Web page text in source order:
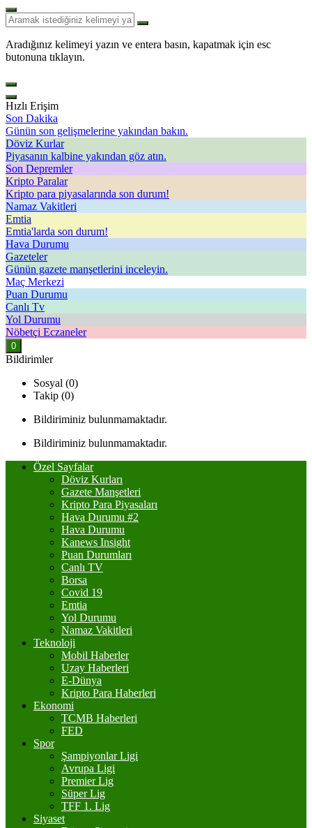
Aradığınız kelimeyi yazın ve entera basın, kapatmak için esc
butonuna tıklayın.
Hızlı Erişim
Son Dakika
Günün son gelişmelerine yakından bakın.
Döviz Kurlar
Piyasanın kalbine yakından göz atın.
Son Depremler
Kripto Paralar
Kripto para piyasalarında son durum!
Namaz Vakitleri
Emtia
Emtia'larda son durum!
Hava Durumu
Gazeteler
Günün gazete manşetlerini inceleyin.
Maç Merkezi
Puan Durumu
Canlı Tv
Yol Durumu
Nöbetçi Eczaneler
0
Bildirimler
Sosyal (0)
Takip (0)
Bildiriminiz bulunmamaktadır.
Bildiriminiz bulunmamaktadır.
Özel Sayfalar
Döviz Kurları
Gazete Manşetleri
Kripto Para Piyasaları
Hava Durumu #2
Hava Durumu
Kanews Insight
Puan Durumları
Canlı TV
Borsa
Covid 19
Emtia
Yol Durumu
Namaz Vakitleri
Teknoloji
Mobil Haberler
Uzay Haberleri
E-Dünya
Kripto Para Haberleri
Ekonomi
TCMB Haberleri
FED
Spor
Şampiyonlar Ligi
Avrupa Ligi
Premier Lig
Süper Lig
TFF 1. Lig
Siyaset